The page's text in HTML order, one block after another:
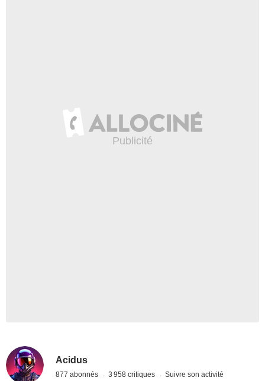
Acidus
877 abonnés 3 958 critiques Suivre son activité